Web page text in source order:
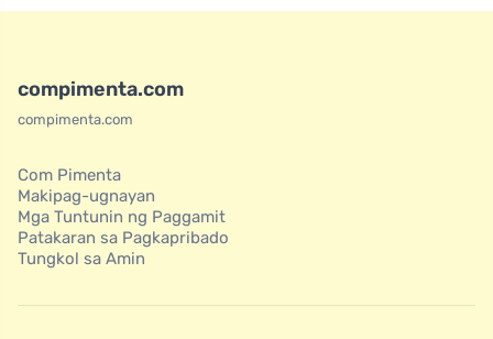
compimenta.com
compimenta.com
Com Pimenta
Makipag-ugnayan
Mga Tuntunin ng Paggamit
Patakaran sa Pagkapribado
Tungkol sa Amin